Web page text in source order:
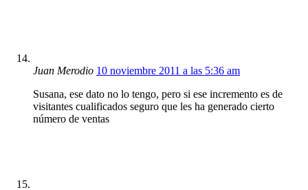
Juan Merodio 10 noviembre 2011 a las 5:36 am
Susana, ese dato no lo tengo, pero si ese incremento es de
visitantes cualificados seguro que les ha generado cierto
número de ventas